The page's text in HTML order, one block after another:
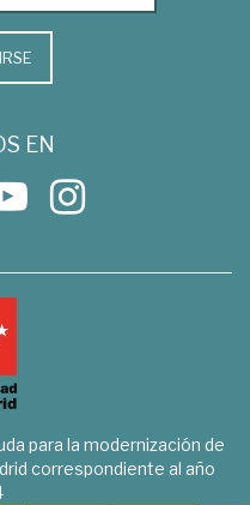
EN
para la modernización de
correspondiente al año